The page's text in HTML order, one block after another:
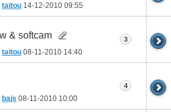
taitou 14-12-2010 09:55
& softcam
taitou 08-11-2010 14:40
3
bajs 08-11-2010 10:00
4